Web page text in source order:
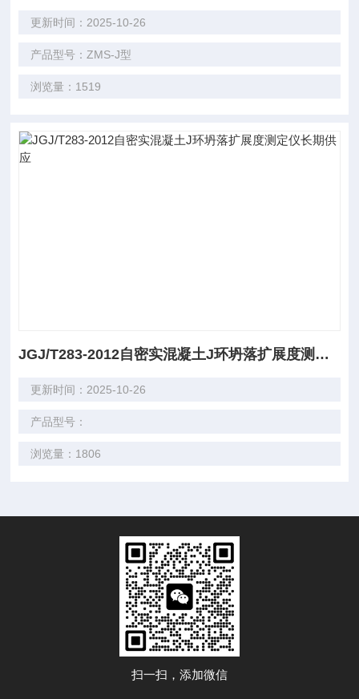
更新时间：2025-10-26
产品型号：ZMS-J型
浏览量：1519
JGJ/T283-2012自密实混凝土J环坍落扩展度测定仪长期供应
更新时间：2025-10-26
产品型号：
浏览量：1806
扫一扫，添加微信